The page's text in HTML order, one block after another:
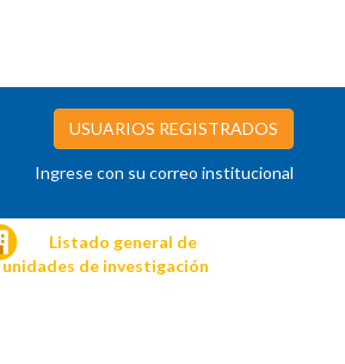
USUARIOS REGISTRADOS
Ingrese con su correo institucional
Listado general de
unidades de investigación